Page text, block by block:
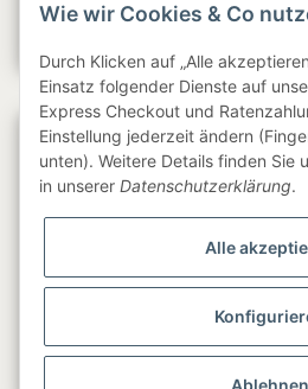
Gesetzliche Informationen
Wie wir Cookies & Co
Durch Klicken auf „Alle
Einsatz folgender Dienste auf
Express Checkout und
Einstellung jederzeit ändern
unten). Weitere Details finden Sie
in unserer Datenschutzerklärung.
Alle